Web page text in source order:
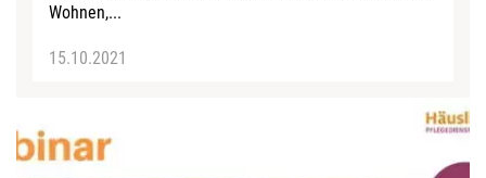
Wohnen,...
15.10.2021